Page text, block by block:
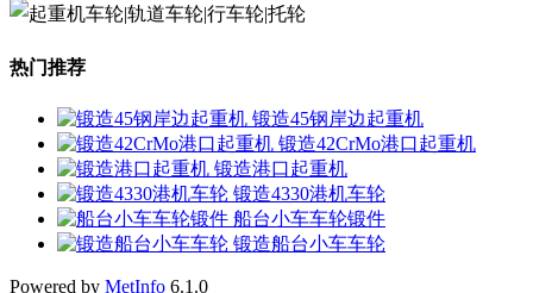
热门推荐
锻造45钢岸边起重机
锻造42CrMo港口起重机
锻造港口起重机
锻造4330港机车轮
船台小车车轮锻件
锻造船台小车车轮
Powered by MetInfo 6.1.0